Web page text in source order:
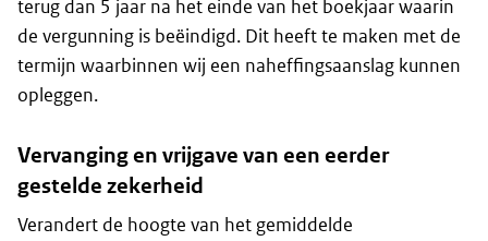
terug dan 5 jaar na het einde van het boekjaar waarin
de vergunning is beëindigd. Dit heeft te maken met de
termijn waarbinnen wij een naheffingsaanslag kunnen
opleggen.
Vervanging en vrijgave van een eerder
gestelde zekerheid
Verandert de hoogte van het gemiddelde